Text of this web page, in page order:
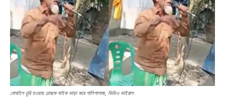
মোবাইল চুরি হওয়ায় চোরকে মাইক ভাড়া করে গালিগালাজ, ভিডিও ভাইরাল